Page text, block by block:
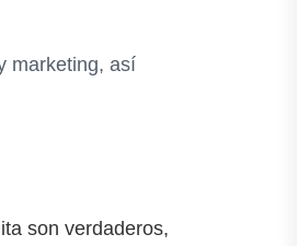
marketing, así
son verdaderos,